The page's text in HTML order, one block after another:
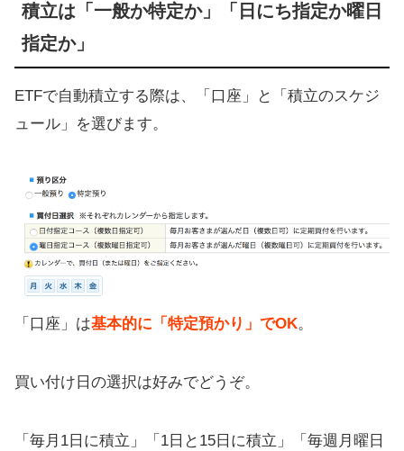
積立は「一般か特定か」「日にち指定か曜日
指定か」
ETFで自動積立する際は、「口座」と「積立のスケジ
ュール」を選びます。
「口座」は基本的に「特定預かり」でOK。
買い付け日の選択は好みでどうぞ。
「毎月1日に積立」「1日と15日に積立」「毎週月曜日